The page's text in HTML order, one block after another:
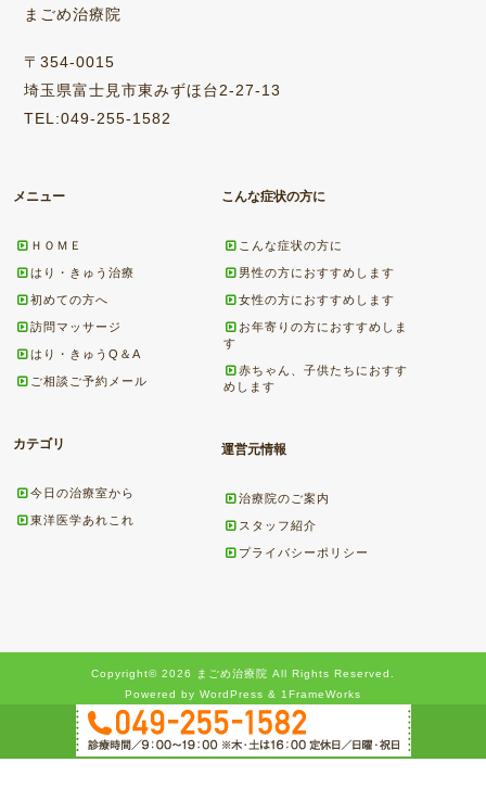
まごめ治療院
〒354-0015
埼玉県富士見市東みずほ台2-27-13
TEL:049-255-1582
メニュー
ＨＯＭＥ
はり・きゅう治療
初めての方へ
訪問マッサージ
はり・きゅうQ＆A
ご相談ご予約メール
こんな症状の方に
こんな症状の方に
男性の方におすすめします
女性の方におすすめします
お年寄りの方におすすめしま
す
赤ちゃん、子供たちにおすす
めします
カテゴリ
今日の治療室から
東洋医学あれこれ
運営元情報
治療院のご案内
スタッフ紹介
プライバシーポリシー
Copyright© 2026 まごめ治療院 All Rights Reserved.
Powered by WordPress & 1FrameWorks